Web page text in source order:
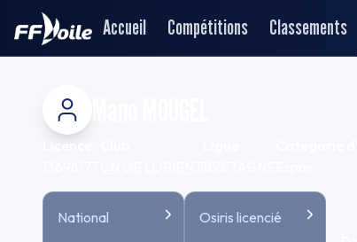
Accueil Compétitions Classements
National Osiris licencié